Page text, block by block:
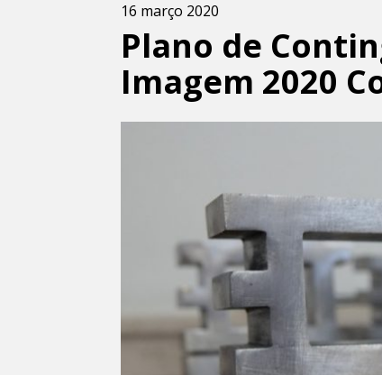
16 março 2020
Plano de
Imagem 2020